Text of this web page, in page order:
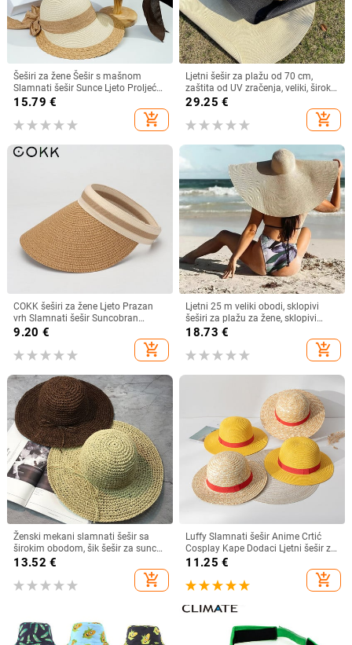
Šeširi za žene Šešir s mašnom
Slamnati šešir Sunce Ljeto Proljeće
Veliki obodi Plaža Na otvorenom
Ženski ljetni šešir Sombreros De
Mujer
15.79 €
add_shopping_cart
Ljetni šešir za plažu od 70 cm,
zaštita od UV zračenja, veliki, široki
obodi, 35 cm, sklopivi slamnati
šeširi, velike sklopive kape za
zaštitu od sunca
29.25 €
add_shopping_cart
COKK šeširi za žene Ljeto Prazan
vrh Slamnati šešir Suncobran
Krema za sunčanje Šešir za plažu
Ženski štitnik za zaštitu od sunca
Roditelji Dječji Šeširi za sunce
9.20 €
add_shopping_cart
Ljetni 25 m veliki obodi, sklopivi
šeširi za plažu za žene, sklopivi
slamnati šešir, šešir za zaštitu od
Dropshipping
18.73 €
add_shopping_cart
Ženski mekani slamnati šešir sa
širokim obodom, šik šešir za sunce
Sklopivi ljetni slamnati šeširi za
plažu za žene Kape za djevojčice
Ženski šeširi od rafije
13.52 €
add_shopping_cart
Luffy Slamnati šešir Anime Crtić
Cosplay Kape Dodaci Ljetni šešir za
sunce Suncobran Šešir za roditelje i
dijete Luffy šešir za žene Muškarci
11.25 €
add_shopping_cart